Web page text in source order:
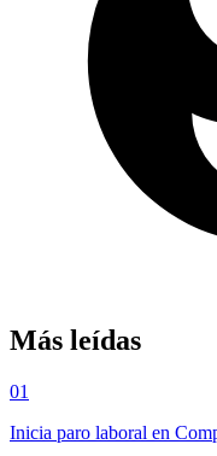
Más leídas
01
Inicia paro laboral en